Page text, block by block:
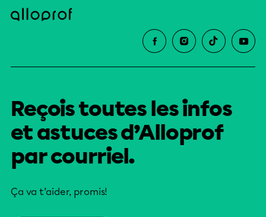
Reçois toutes les infos
et astuces d’Alloprof
par courriel.
Ça va t’aider, promis!